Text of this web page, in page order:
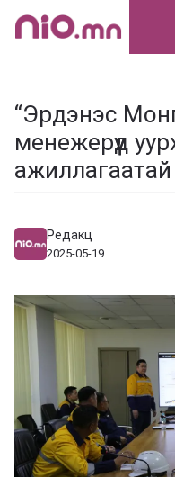
Skip
“Эрдэнэс
менежерүүд
Редакц
2025-05-19